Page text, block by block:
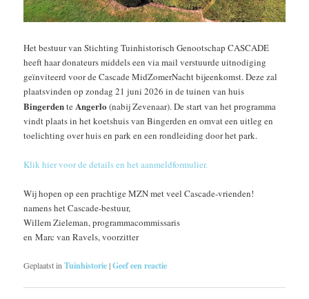
Het bestuur van Stichting Tuinhistorisch Genootschap CASCADE
heeft haar donateurs middels een via mail verstuurde uitnodiging
geïnviteerd voor de Cascade MidZomerNacht bijeenkomst. Deze zal
plaatsvinden op zondag 21 juni 2026in de tuinen van huis
BingerdenteAngerlo(nabij Zevenaar).De start van het programma
vindt plaats in het koetshuis van Bingerden en omvat een uitleg en
toelichting over huis en park en een rondleiding door het park.
Klik hier voor de details en het aanmeldformulier.
Wij hopen op een prachtige MZN met veel Cascade-vrienden!
namens het Cascade-bestuur,
Willem Zieleman, programmacommissaris
enMarc van Ravels, voorzitter
Geplaatst inTuinhistorie|Geef een reactie